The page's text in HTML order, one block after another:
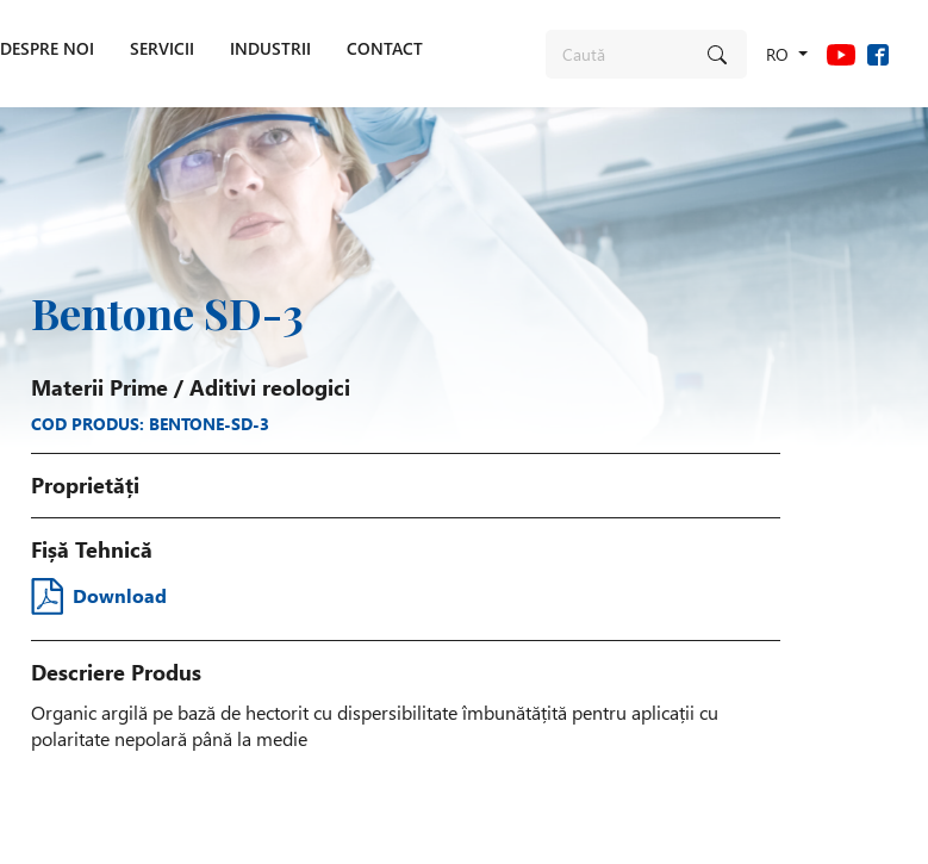
RO
DESPRE NOI SERVICII INDUSTRII CONTACT
Bentone SD-3
Materii Prime/ Aditivi reologici
COD PRODUS: BENTONE-SD-3
Proprietăți
Fișă Tehnică
Download
Descriere Produs
Organic argilă pe bază de hectorit cu dispersibilitate îmbunătățită pentru aplicații cu
polaritate nepolară până la medie